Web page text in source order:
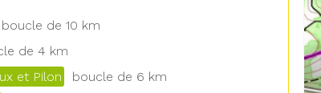
de 10 km
de 4 km
et Pilon
boucle de 6 km